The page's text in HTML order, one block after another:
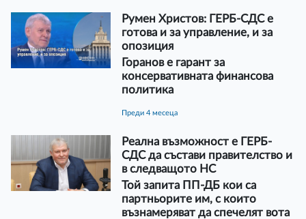
Румен Христов: ГЕРБ-СДС е
готова и за управление, и за
опозиция
Горанов е гарант за
консервативната финансова
политика
преди 4 месеца
Реална възможност е ГЕРБ-
СДС да състави правителство и
в следващото НС
Той запита ПП-ДБ кои са
партньорите им, с които
възнамеряват да спечелят вота